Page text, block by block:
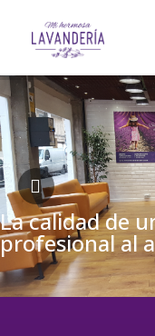
La calidad de
profesional al